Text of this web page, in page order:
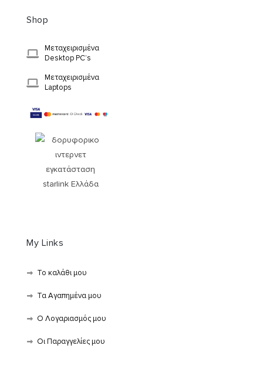
Shop
Μεταχειρισμένα
Desktop PC’s
Μεταχειρισμένα
Laptops
My Links
Το καλάθι μου
Τα Αγαπημένα μου
Ο Λογαριασμός μου
Οι Παραγγελίες μου